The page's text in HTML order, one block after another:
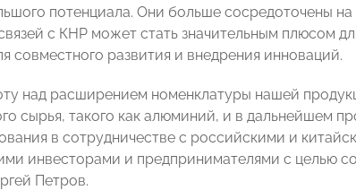
потенциала. Они больше сосредоточены
с КНР может стать значительным плюсом
совместного развития и внедрения инноваций.
над расширением номенклатуры нашей
сырья, такого как алюминий, и в дальнейшем
в сотрудничестве с российскими и
инвесторами и предпринимателями с целью
Петров.